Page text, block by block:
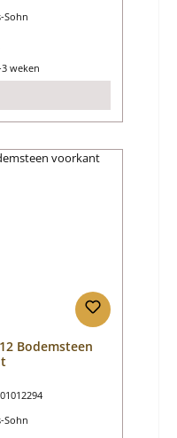
Sohn
prijs:
weken
Bodemsteen
01012294
Sohn